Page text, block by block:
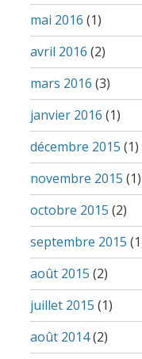
mai 2016 (1)
avril 2016 (2)
mars 2016 (3)
janvier 2016 (1)
décembre 2015 (1)
novembre 2015 (1)
octobre 2015 (2)
septembre 2015
août 2015 (2)
juillet 2015 (1)
août 2014(2)